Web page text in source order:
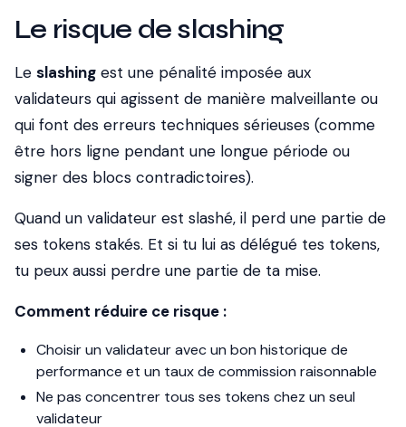
Le risque de slashing
Le slashing est une pénalité imposée aux
validateurs qui agissent de manière malveillante ou
qui font des erreurs techniques sérieuses (comme
être hors ligne pendant une longue période ou
signer des blocs contradictoires).
Quand un validateur est slashé, il perd une partie de
ses tokens stakés. Et si tu lui as délégué tes tokens,
tu peux aussi perdre une partie de ta mise.
Comment réduire ce risque :
Choisir un validateur avec un bon historique de
performance et un taux de commission raisonnable
Ne pas concentrer tous ses tokens chez un seul
validateur